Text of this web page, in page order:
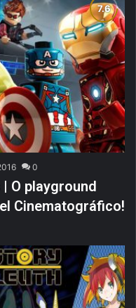
0
O playground
Cinematográfico!